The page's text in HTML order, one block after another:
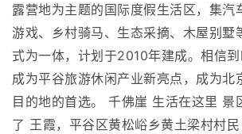
露营地为主题的国际度假生活区，集汽
游戏、乡村骑马、生态采摘、木屋别墅
式为一体，计划于2010年建成。相信
成为平谷旅游休闲产业新亮点，成为北
目的地的首选。 千佛崖 生活在这里 景
了 王霞，平谷区黄松峪乡黄土梁村村